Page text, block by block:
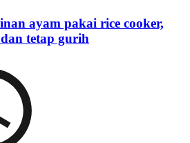
ayam pakai rice cooker,
tetap gurih